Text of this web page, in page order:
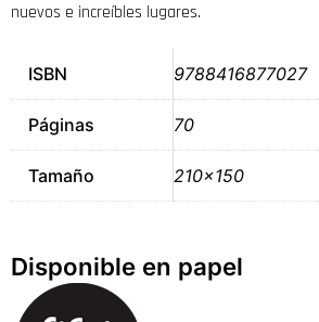
nuevos e increíbles lugares.
ISBN 9788416877027
Páginas 70
Tamaño 210×150
Disponible en papel